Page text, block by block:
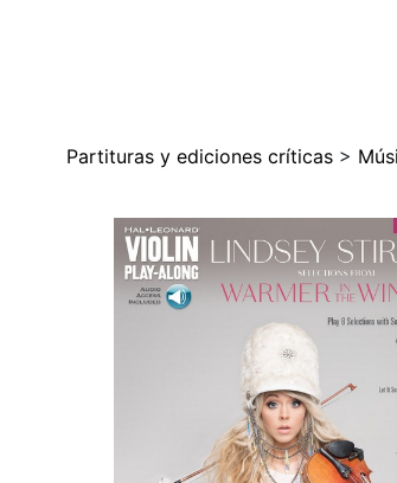
Partituras y ediciones críticas >